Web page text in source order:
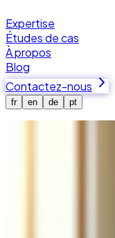
Expertise
Études de cas
À propos
Blog
Contactez-nous
fr en de pt